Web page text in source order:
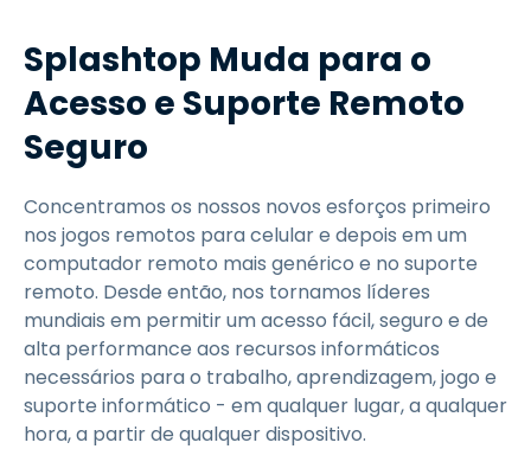
Splashtop Muda para o
Acesso e Suporte Remoto
Seguro
Concentramos os nossos novos esforços primeiro
nos jogos remotos para celular e depois em um
computador remoto mais genérico e no suporte
remoto. Desde então, nos tornamos líderes
mundiais em permitir um acesso fácil, seguro e de
alta performance aos recursos informáticos
necessários para o trabalho, aprendizagem, jogo e
suporte informático - em qualquer lugar, a qualquer
hora, a partir de qualquer dispositivo.